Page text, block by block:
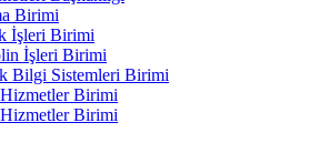
Birimi
İşleri Birimi
İşleri Birimi
Bilgi Sistemleri Birimi
Birimi
Birimi